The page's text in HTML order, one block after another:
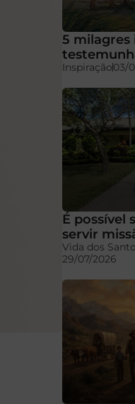
5 milagres
Inspiração03/
É possível
servir
Vida dos
29/07/2026